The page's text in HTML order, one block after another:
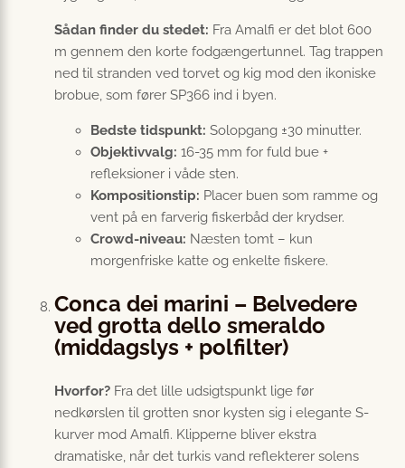
Sådan finder du stedet: Fra Amalfi er det blot 600
m gennem den korte fodgængertunnel. Tag trappen
ned til stranden ved torvet og kig mod den ikoniske
brobue, som fører SP366 ind i byen.
Bedste tidspunkt: Solopgang ±30 minutter.
Objektivvalg: 16-35 mm for fuld bue +
refleksioner i våde sten.
Kompositionstip: Placer buen som ramme og
vent på en farverig fiskerbåd der krydser.
Crowd-niveau: Næsten tomt – kun
morgenfriske katte og enkelte fiskere.
Conca dei marini – Belvedere
ved grotta dello smeraldo
(middagslys + polfilter)
Hvorfor? Fra det lille udsigtspunkt lige før
nedkørslen til grotten snor kysten sig i elegante S-
kurver mod Amalfi. Klipperne bliver ekstra
dramatiske, når det turkis vand reflekterer solens